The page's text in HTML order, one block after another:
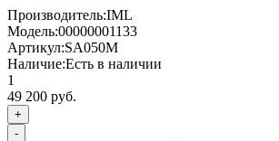
Производитель:IML
Модель:00000001133
Артикул:SA050M
Наличие:Есть в наличии
1
49 200 руб.
+
-